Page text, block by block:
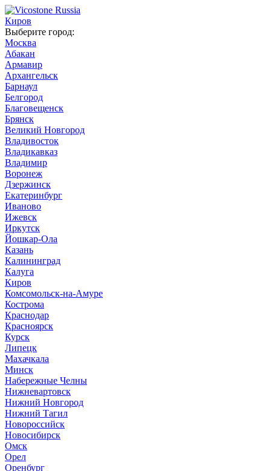
Киров
Выберите город:
Москва
Абакан
Армавир
Архангельск
Барнаул
Белгород
Благовещенск
Брянск
Великий Новгород
Владивосток
Владикавказ
Владимир
Воронеж
Дзержинск
Екатеринбург
Иваново
Ижевск
Иркутск
Йошкар-Ола
Казань
Калининград
Калуга
Киров
Комсомольск-на-Амуре
Кострома
Краснодар
Красноярск
Курск
Липецк
Махачкала
Минск
Набережные Челны
Нижневартовск
Нижний Новгород
Нижний Тагил
Новороссийск
Новосибирск
Омск
Орел
Оренбург